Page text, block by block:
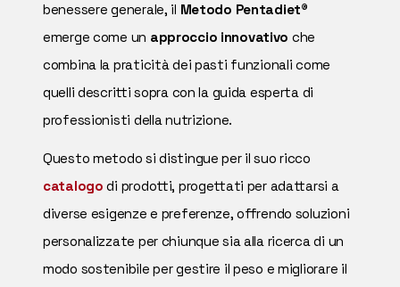
benessere generale, il Metodo Pentadiet®
emerge come un approccio innovativo che
combina la praticità dei pasti funzionali come
quelli descritti sopra con la guida esperta di
professionisti della nutrizione.
Questo metodo si distingue per il suo ricco
catalogodi prodotti, progettati per adattarsi a
diverse esigenze e preferenze, offrendo soluzioni
personalizzate per chiunque sia alla ricerca di un
modo sostenibile per gestire il peso e migliorare il